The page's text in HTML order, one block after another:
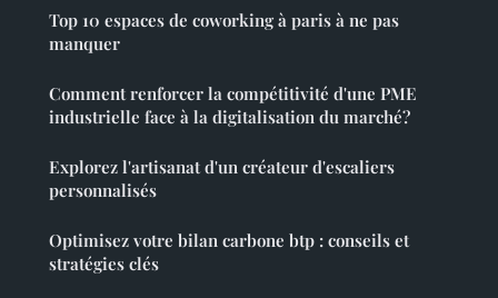
Top 10 espaces de coworking à paris à ne pas
manquer
Comment renforcer la compétitivité d'une PME
industrielle face à la digitalisation du marché?
Explorez l'artisanat d'un créateur d'escaliers
personnalisés
Optimisez votre bilan carbone btp : conseils et
stratégies clés